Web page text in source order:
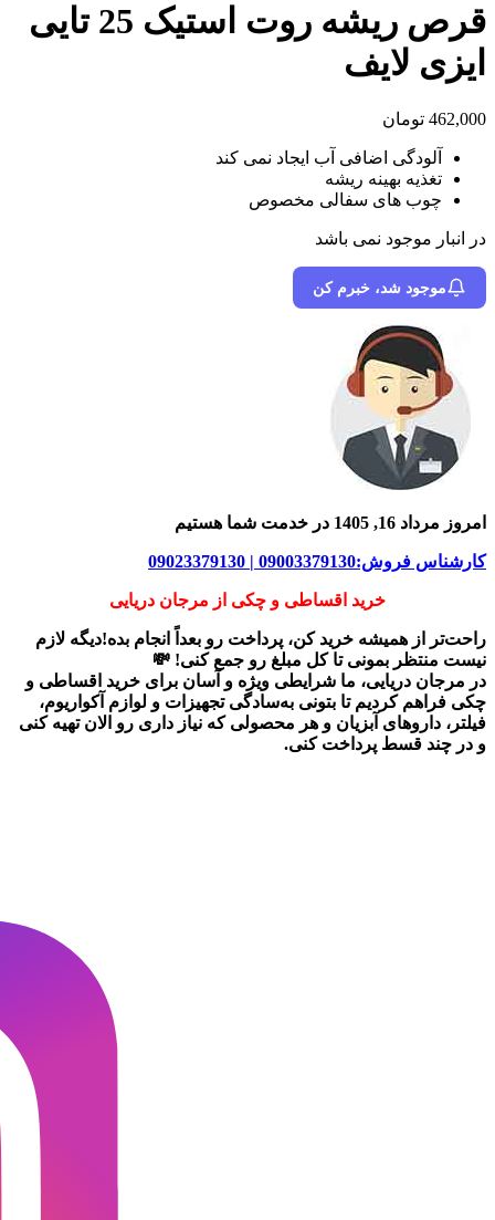
قرص ریشه روت استیک 25 تایی
ایزی لایف
462,000 تومان
آلودگی اضافی آب ایجاد نمی کند
تغذیه بهینه ریشه
چوب های سفالی مخصوص
در انبار موجود نمی باشد
موجود شد، خبرم کن
امروز مرداد 16, 1405 در خدمت شما هستیم
کارشناس فروش:09003379130 | 09023379130
خرید اقساطی و چکی از مرجان دریایی
راحت‌تر از همیشه خرید کن، پرداخت رو بعداً انجام بده!دیگه لازم
نیست منتظر بمونی تا کل مبلغ رو جمع کنی! 💸
در مرجان دریایی، ما شرایطی ویژه و آسان برای خرید اقساطی و
چکی فراهم کردیم تا بتونی به‌سادگی تجهیزات و لوازم آکواریوم،
فیلتر، داروهای آبزیان و هر محصولی که نیاز داری رو الان تهیه کنی
و در چند قسط پرداخت کنی.